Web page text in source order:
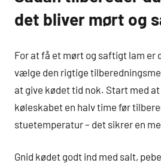
det bliver mørt og
For at få et mørt og saftigt lam er
vælge den rigtige
at give kødet tid nok. Start med
køleskabet en halv time før
stuetemperatur – det sikrer en
Gnid kødet godt ind med salt,